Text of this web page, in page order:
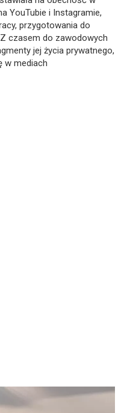
YouTubie i Instagramie,
przygotowania do
czasem do zawodowych
jej życia prywatnego,
w mediach